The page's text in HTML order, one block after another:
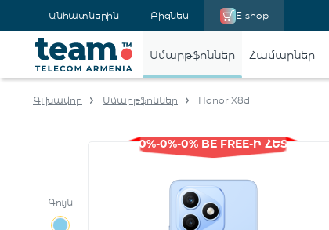
Անհատներին Բիզնես E-shop
Սմարթֆոններ Համարներ
Գլխավոր Սմարթֆոններ Honor X8d
Գույն
0%-0%-0% BE FREE-Ի ՀԵՏ